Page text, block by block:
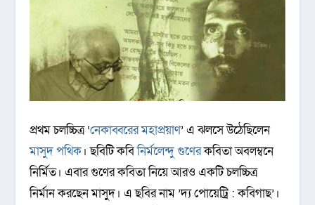
প্রথম চলচ্চিত্র ‘নেকাব্বরের মহাপ্রয়াণ’ এ ঝলসে উঠেছিলেন
মাসুদ পথিক। ছবিটি কবিনির্মলেন্দু গুণেরকবিতা অবলম্বনে
নির্মিত। এবার গুণের কবিতা নিয়ে আরও একটি চলচ্চিত্র
নির্মান করছেন মাসুদ। এ ছবির নাম ‌’দ্য পোয়েট্রি : কবিগাছ’।